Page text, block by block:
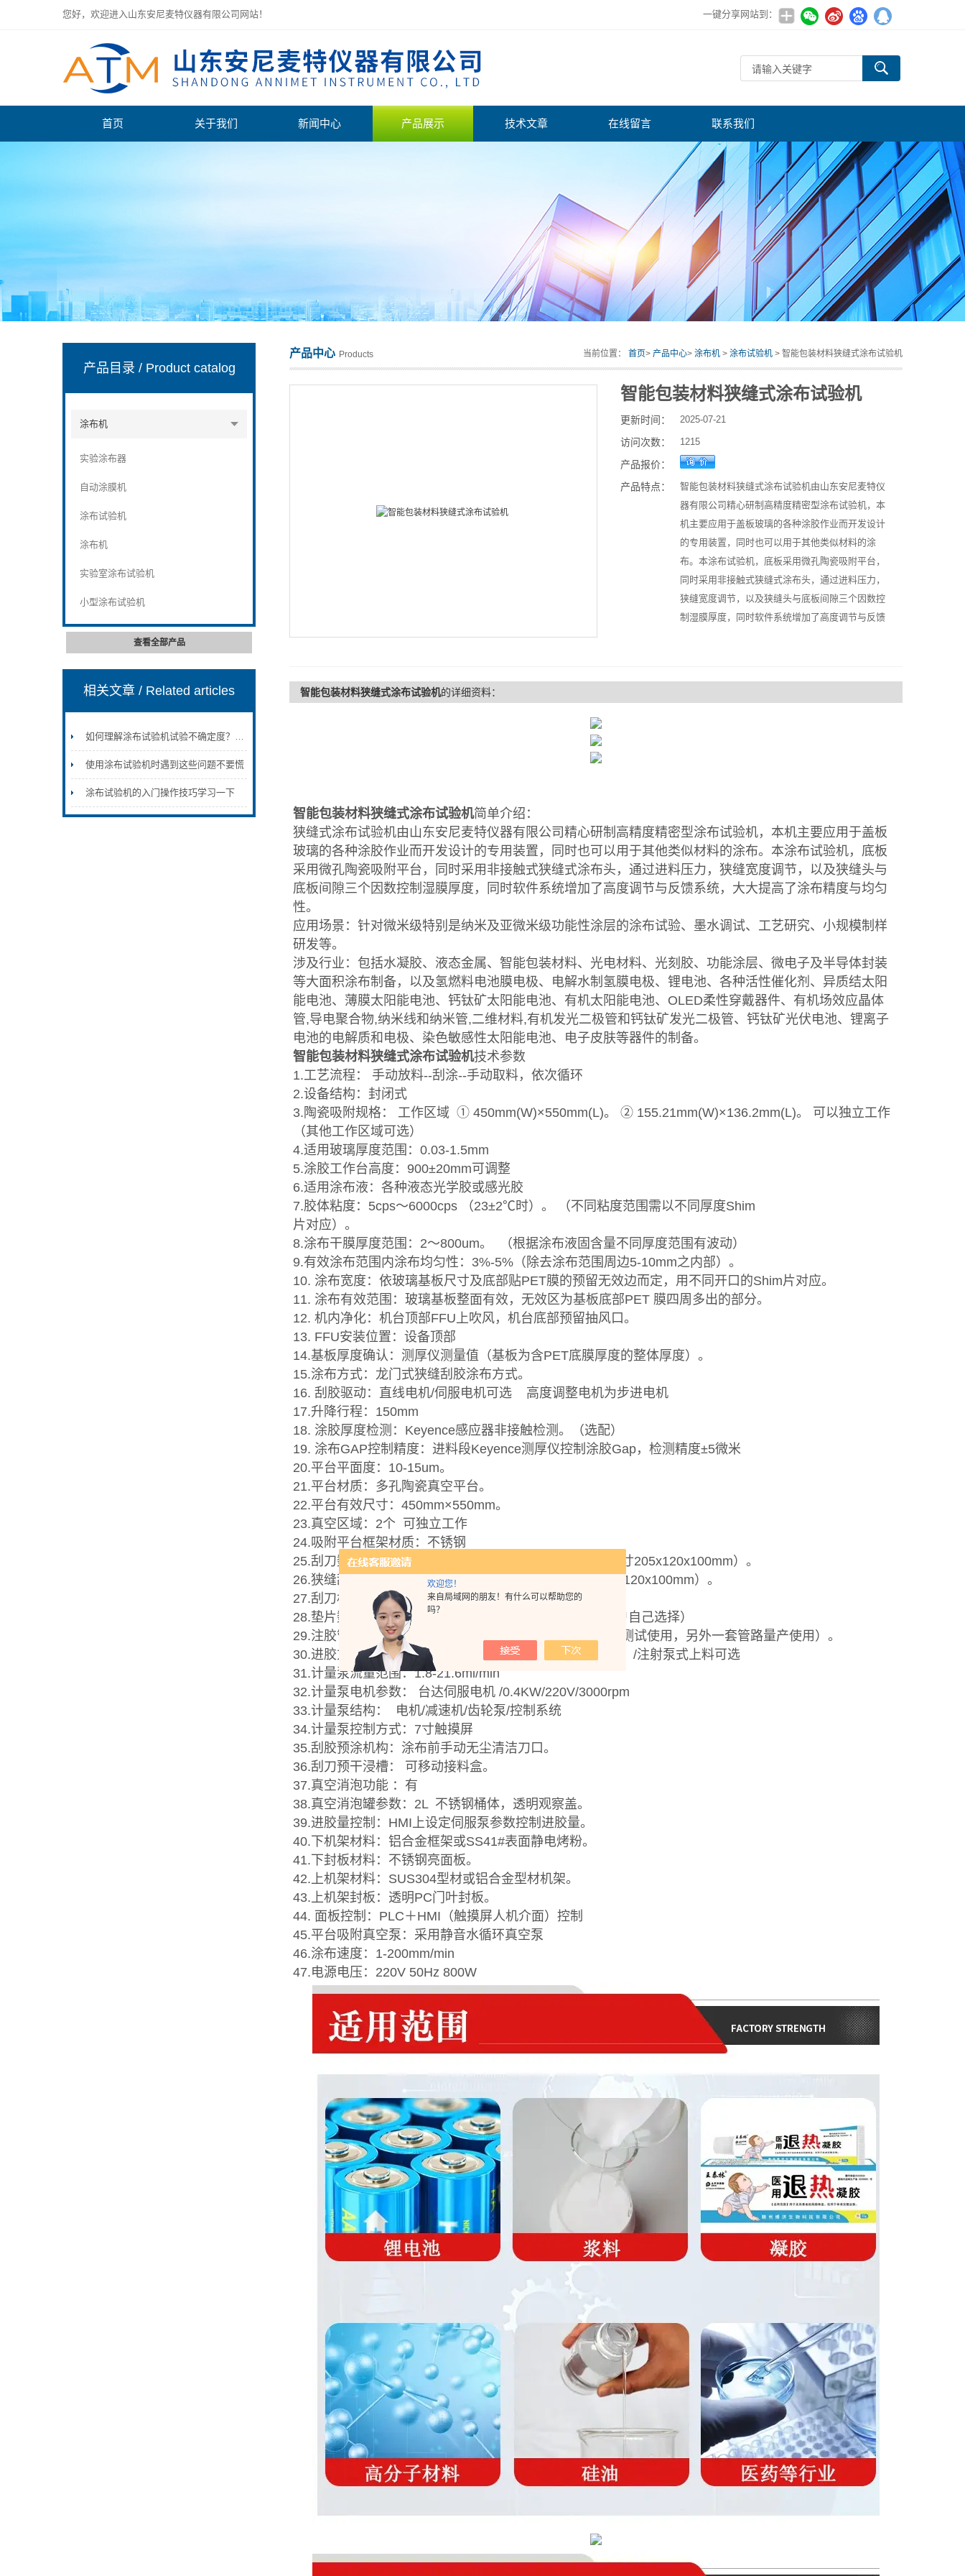
欢迎您！
来自局域网的朋友！有什么可以帮助您的
吗？
您好，欢迎进入山东安尼麦特仪器有限公司网站！ 一键分享网站到：
首页 关于我们 新闻中心 产品展示 技术文章 在线留言 联系我们
产品目录 / Product catalog
涂布机
实验涂布器
自动涂膜机
涂布试验机
涂布机
实验室涂布试验机
小型涂布试验机
查看全部产品
相关文章/ Related articles
如何理解涂布试验机试验不确定度？——原理与影响因素分析
使用涂布试验机时遇到这些问题不要慌
涂布试验机的入门操作技巧学习一下
产品中心 Products 当前位置： 首页> 产品中心> 涂布机 > 涂布试验机 > 智能包装材料狭缝式涂布试验机
智能包装材料狭缝式涂布试验机
更新时间： 2025-07-21
访问次数： 1215
产品报价：
产品特点：
智能包装材料狭缝式涂布试验机由山东安尼麦特仪
器有限公司精心研制高精度精密型涂布试验机，本
机主要应用于盖板玻璃的各种涂胶作业而开发设计
的专用装置，同时也可以用于其他类似材料的涂
布。本涂布试验机，底板采用微孔陶瓷吸附平台，
同时采用非接触式狭缝式涂布头，通过进料压力，
狭缝宽度调节，以及狭缝头与底板间隙三个因数控
制湿膜厚度，同时软件系统增加了高度调节与反馈
智能包装材料狭缝式涂布试验机的详细资料：
智能包装材料狭缝式涂布试验机简单介绍：
狭缝式涂布试验机由山东安尼麦特仪器有限公司精心研制高精度精密型涂布试验机，本机主要应用于盖板
玻璃的各种涂胶作业而开发设计的专用装置，同时也可以用于其他类似材料的涂布。本涂布试验机，底板
采用微孔陶瓷吸附平台，同时采用非接触式狭缝式涂布头，通过进料压力，狭缝宽度调节，以及狭缝头与
底板间隙三个因数控制湿膜厚度，同时软件系统增加了高度调节与反馈系统，大大提高了涂布精度与均匀
性。
应用场景：针对微米级特别是纳米及亚微米级功能性涂层的涂布试验、墨水调试、工艺研究、小规模制样
研发等。
涉及行业：包括水凝胶、液态金属、智能包装材料、光电材料、光刻胶、功能涂层、微电子及半导体封装
等大面积涂布制备，以及氢燃料电池膜电极、电解水制氢膜电极、锂电池、各种活性催化剂、异质结太阳
能电池、薄膜太阳能电池、钙钛矿太阳能电池、有机太阳能电池、OLED柔性穿戴器件、有机场效应晶体
管,导电聚合物,纳米线和纳米管,二维材料,有机发光二极管和钙钛矿发光二极管、钙钛矿光伏电池、锂离子
电池的电解质和电极、染色敏感性太阳能电池、电子皮肤等器件的制备。
智能包装材料狭缝式涂布试验机技术参数
1.工艺流程： 手动放料--刮涂--手动取料，依次循环
2.设备结构：封闭式
3.陶瓷吸附规格： 工作区域 ① 450mm(W)×550mm(L)。 ② 155.21mm(W)×136.2mm(L)。 可以独立工作
（其他工作区域可选）
4.适用玻璃厚度范围：0.03-1.5mm
5.涂胶工作台高度：900±20mm可调整
6.适用涂布液：各种液态光学胶或感光胶
7.胶体粘度：5cps～6000cps （23±2℃时）。 （不同粘度范围需以不同厚度Shim
片对应）。
8.涂布干膜厚度范围：2～800um。 （根据涂布液固含量不同厚度范围有波动）
9.有效涂布范围内涂布均匀性：3%-5%（除去涂布范围周边5-10mm之内部）。
10. 涂布宽度：依玻璃基板尺寸及底部贴PET膜的预留无效边而定，用不同开口的Shim片对应。
11. 涂布有效范围：玻璃基板整面有效，无效区为基板底部PET 膜四周多出的部分。
12. 机内净化：机台顶部FFU上吹风，机台底部预留抽风口。
13. FFU安装位置：设备顶部
14.基板厚度确认：测厚仪测量值（基板为含PET底膜厚度的整体厚度）。
15.涂布方式：龙门式狭缝刮胶涂布方式。
16. 刮胶驱动：直线电机/伺服电机可选 高度调整电机为步进电机
17.升降行程：150mm
18. 涂胶厚度检测：Keyence感应器非接触检测。（选配）
19. 涂布GAP控制精度：进料段Keyence测厚仪控制涂胶Gap，检测精度±5微米
20.平台平面度：10-15um。
21.平台材质：多孔陶瓷真空平台。
22.平台有效尺寸：450mm×550mm。
23.真空区域：2个 可独立工作
24.吸附平台框架材质：不锈钢
25.刮刀数量：2组(1组大尺寸500X120X100mm、1组小尺寸205x120x100mm）。
26.狭缝刮刀尺寸：大尺寸500X120X100mm、小尺寸205x120x100mm）。
27.刮刀材质：630不锈钢
28.垫片数量：每个狭缝涂布头标配垫片2张（垫片厚度客户自己选择）
29.注胶管路：两套管路系统，对应一组泵（一套管路打样测试使用，另外一套管路量产使用）。
30.进胶方式：伺服计量泵 齿轮泵适5-9000cps粘度胶体）。/注射泵式上料可选
31.计量泵流量范围：1.8-21.6ml/min
32.计量泵电机参数： 台达伺服电机 /0.4KW/220V/3000rpm
33.计量泵结构： 电机/减速机/齿轮泵/控制系统
34.计量泵控制方式：7寸触摸屏
35.刮胶预涂机构：涂布前手动无尘清洁刀口。
36.刮刀预干浸槽： 可移动接料盒。
37.真空消泡功能 ：有
38.真空消泡罐参数：2L 不锈钢桶体，透明观察盖。
39.进胶量控制：HMI上设定伺服泵参数控制进胶量。
40.下机架材料：铝合金框架或SS41#表面静电烤粉。
41.下封板材料：不锈钢亮面板。
42.上机架材料：SUS304型材或铝合金型材机架。
43.上机架封板：透明PC门叶封板。
44. 面板控制：PLC＋HMI（触摸屏人机介面）控制
45.平台吸附真空泵：采用静音水循环真空泵
46.涂布速度：1-200mm/min
47.电源电压：220V 50Hz 800W